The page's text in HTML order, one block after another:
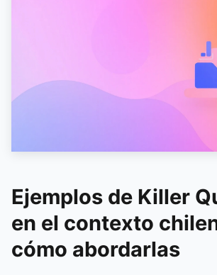
Ejemplos de Killer
en el contexto
cómo abordarlas